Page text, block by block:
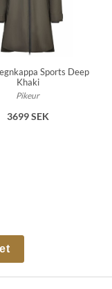
Sports Deep
Khaki
Pikeur
3699 SEK